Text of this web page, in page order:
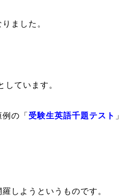
ました。
しています。
の「 受験生英語千題テスト 」
しようというものです。